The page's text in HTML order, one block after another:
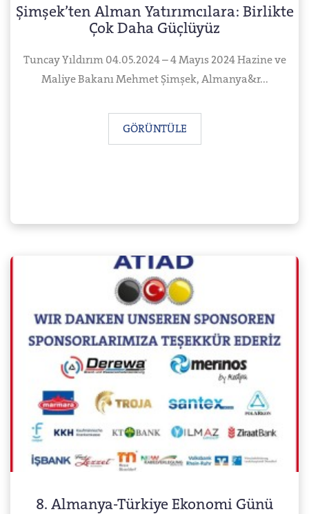
Şimşek’ten Alman Yatırımcılara: Birlikte
Çok Daha Güçlüyüz
Tuncay Yıldırım 04.05.2024 – 4 Mayıs 2024 Hazine ve
Maliye Bakanı Mehmet Şimşek, Almanya&r...
GÖRÜNTÜLE
8. Almanya-Türkiye Ekonomi Günü